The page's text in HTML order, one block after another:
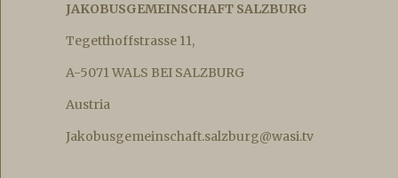
JAKOBUSGEMEINSCHAFT SALZBURG
Tegetthoffstrasse 11,
A-5071 WALS BEI SALZBURG
Austria
Jakobusgemeinschaft.salzburg@wasi.tv